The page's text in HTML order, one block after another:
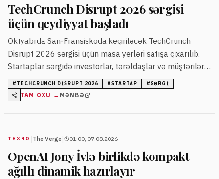
TechCrunch Disrupt 2026 sərgisi
üçün qeydiyyat başladı
Oktyabrda San-Fransiskoda keçiriləcək TechCrunch
Disrupt 2026 sərgisi üçün masa yerləri satışa çıxarılıb.
Startaplar sərgidə investorlar, tərəfdaşlar və müştərilərlə
birbaşa ünsiyyət imkanı qazanacaqlar.
# TECHCRUNCH DISRUPT 2026 #STARTAP #SƏRGI
TAM OXU → MƏNBƏ
TEXNO The Verge 01:00, 07.08.2026
OpenAI Jony İvlə birlikdə kompakt
ağıllı dinamik hazırlayır